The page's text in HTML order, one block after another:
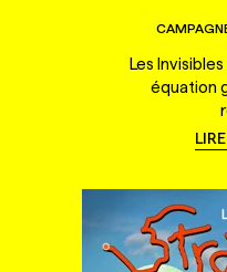
Les
équation